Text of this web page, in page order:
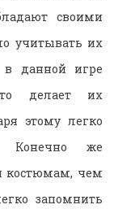
своими
учитывать их
данной игре
делает их
этому легко
Конечно же
костюмам, чем
запомнить